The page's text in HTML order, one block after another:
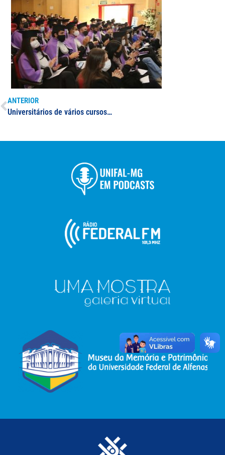
ANTERIOR
Universitários de vários cursos concluem o ensino superior em cerimônias emocionantes; depois de 2 anos em formato remoto, UNIFAL-MG retoma as formaturas presenciais